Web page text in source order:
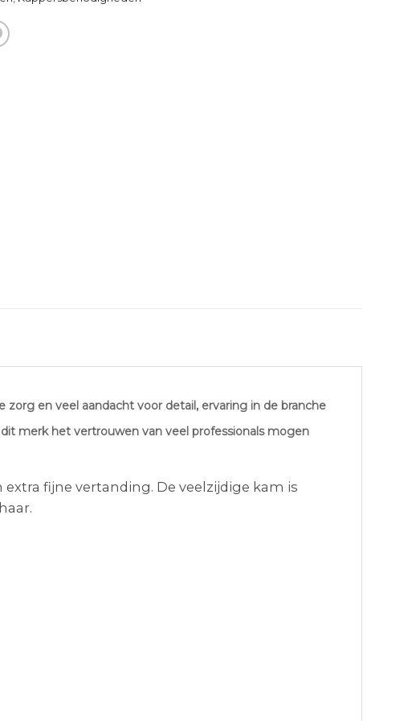
en veel aandacht voor detail, ervaring in de branche
merk het vertrouwen van veel professionals mogen
fijne vertanding. De veelzijdige kam is